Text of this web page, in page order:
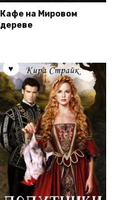
Кафе на Мировом
дереве